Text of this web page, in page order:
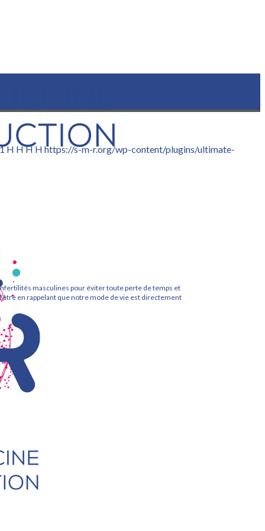
H HH H https://s-m-r.org/wp-content/plugins/ultimate-
masculines pour éviter toute perte de temps et
en rappelant que notre mode de vie est directement